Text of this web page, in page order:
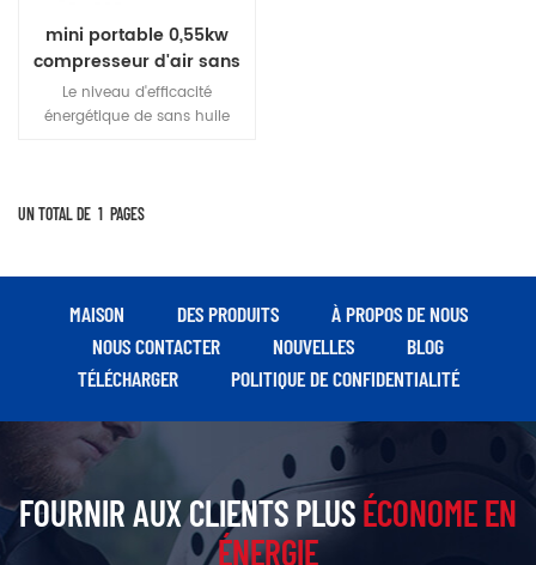
mini portable 0,55kw
compresseur d'air sans
huile silencieux
électrique
Le niveau d'efficacité
énergétique de sans huile
d'économie d'énergie est
compacte, d'un faible bruit,
de petites vibrations, d'une
facile, d'un fonctionnement
propre et sec et stable.c'est le
moyens hôpitaux dentaires et
les cliniques dentaires privées.
UN TOTAL DE 1 PAGES
MAISON DES PRODUITS
À PROPOS DE NOUS
NOUS CONTACTER
NOUVELLES
BLOG
TÉLÉCHARGER
POLITIQUE DE CONFIDENTIALITÉ
FOURNIR AUX CLIENTS PLUSÉCONOME EN
ÉNERGIE